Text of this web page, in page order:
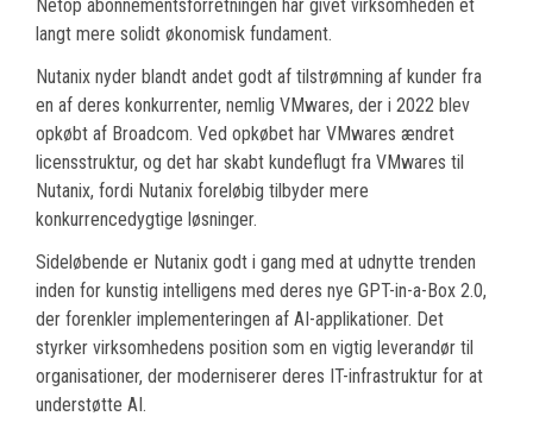
Netop abonnementsforretningen har givet virksomheden et
langt mere solidt økonomisk fundament.
Nutanix nyder blandt andet godt af tilstrømning af kunder fra
en af deres konkurrenter, nemlig VMwares, der i 2022 blev
opkøbt af Broadcom. Ved opkøbet har VMwares ændret
licensstruktur, og det har skabt kundeflugt fra VMwares til
Nutanix, fordi Nutanix foreløbig tilbyder mere
konkurrencedygtige løsninger.
Sideløbende er Nutanix godt i gang med at udnytte trenden
inden for kunstig intelligens med deres nye GPT-in-a-Box 2.0,
der forenkler implementeringen af AI-applikationer. Det
styrker virksomhedens position som en vigtig leverandør til
organisationer, der moderniserer deres IT-infrastruktur for at
understøtte AI.